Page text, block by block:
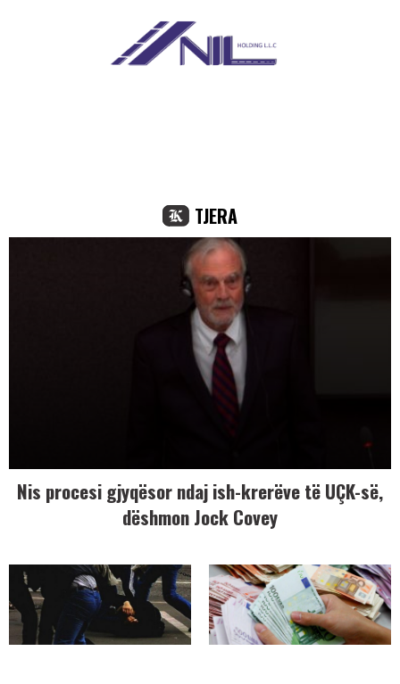
TJERA
Nis procesi gjyqësor ndaj ish-krerëve të UÇK-së,
dëshmon Jock Covey